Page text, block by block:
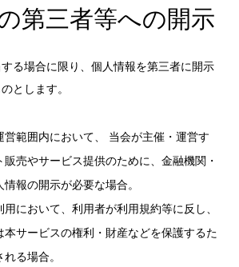
第三者等への開示
る場合に限り、個人情報を第三者に開示
とします。
営範囲内において、 当会が主催・運営す
販売やサービス提供のために、金融機関・
報の開示が必要な場合。
において、利用者が利用規約等に反し、
本サービスの権利・財産などを保護するた
る場合。